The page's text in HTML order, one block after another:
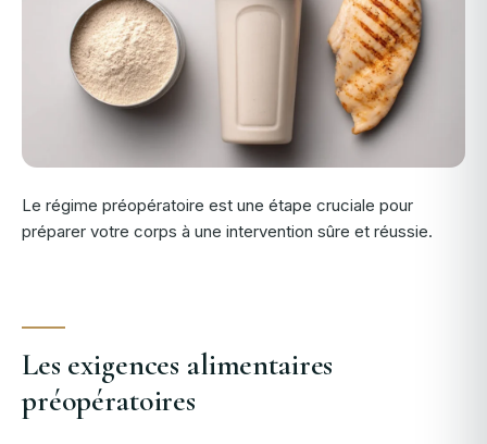
Le régime préopératoire est une étape cruciale pour
préparer votre corps à une intervention sûre et réussie.
Les exigences alimentaires
préopératoires